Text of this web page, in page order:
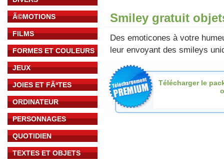
Ã©MOTIONS
FILMS
FORMES ET COULEURS
JEUX
JOIES ET FÃªTES
ORDINATEUR
PERSONNAGES
QUOTIDIEN
TEXTES ET OBJETS
Smiley gratuit
Des emoticones à votre
leur envoyant des smileys
Télécharger le